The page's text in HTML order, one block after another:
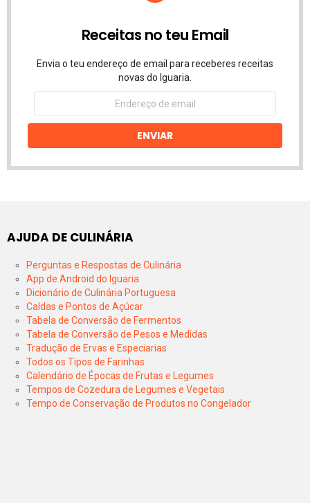
Receitas no teu Email
Envia o teu endereço de email para receberes receitas
novas do Iguaria.
Endereço
email
ENVIAR
AJUDA DE CULINÁRIA
Perguntas e Respostas de Culinária
App de Android do Iguaria
Dicionário de Culinária Portuguesa
Caldas e Pontos de Açúcar
Tabela de Conversão de Fermentos
Tabela de Conversão de Pesos e Medidas
Tradução de Ervas e Especiarias
Todos os Tipos de Farinhas
Calendário de Épocas de Frutas e Legumes
Tempos de Cozedura de Legumes e Vegetais
Tempo de Conservação de Produtos no Congelador